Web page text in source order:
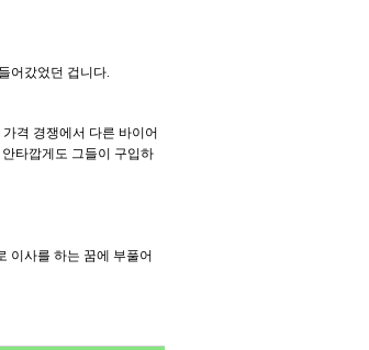
어갔었던 겁니다.
격 경쟁에서 다른 바이어
타깝게도 그들이 구입하
이사를 하는 꿈에 부풀어